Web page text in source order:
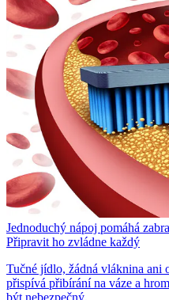
Jednoduchý nápoj pomáhá
Připravit ho zvládne každý
Tučné jídlo, žádná vláknina ani
přispívá přibírání na váze a
být nebezpečný.